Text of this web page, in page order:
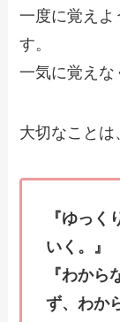
一度に覚え
す。
一気に覚えな
大切なことは
『ゆっ
いく。』
『わか
ず、わか